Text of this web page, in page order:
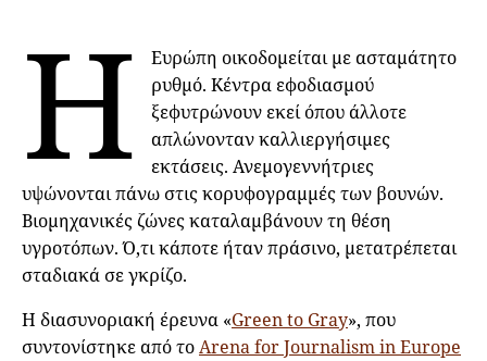
Η
Ευρώπη οικοδομείται με ασταμάτητο
ρυθμό. Κέντρα εφοδιασμού
ξεφυτρώνουν εκεί όπου άλλοτε
απλώνονταν καλλιεργήσιμες
εκτάσεις. Ανεμογεννήτριες
υψώνονται πάνω στις κορυφογραμμές των βουνών.
Βιομηχανικές ζώνες καταλαμβάνουν τη θέση
υγροτόπων. Ό,τι κάποτε ήταν πράσινο, μετατρέπεται
σταδιακά σε γκρίζο.
Η διασυνοριακή έρευνα «Green to Gray», που
συντονίστηκε από τοArena for Journalism in Europe